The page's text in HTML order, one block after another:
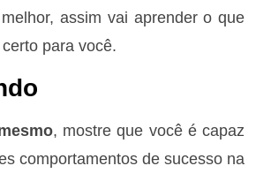
assim vai aprender o que
para você.
, mostre que você é capaz
comportamentos de sucesso na